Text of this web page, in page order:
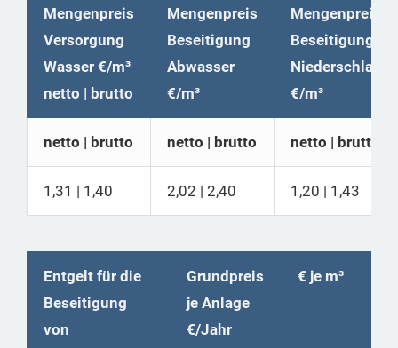
Mengenpreis
Versorgung
Wasser €/m³
netto | brutto
Mengenpreis
Beseitigung
Abwasser
€/m³
Mengenpreis
Beseitigung
€/m³
netto | brutto netto | brutto netto | brutto
1,31 | 1,40 2,02 | 2,40 1,20 | 1,43
Entgelt für die
Beseitigung
von
Grundpreis
je Anlage
€/Jahr
€ je m³